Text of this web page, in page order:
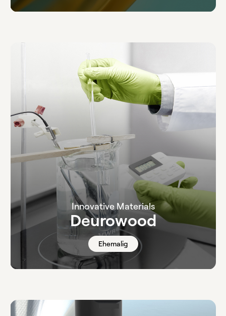
Innovative Materials
Deurowood
Ehemalig